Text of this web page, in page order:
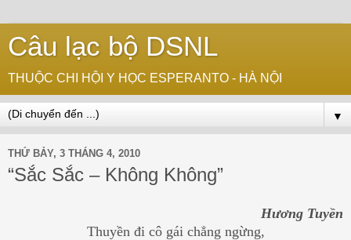
Câu lạc bộ DSNL
THUỘC CHI HỘI Y HỌC ESPERANTO - HÀ NỘI
▼
THỨ BẢY, 3 THÁNG 4, 2010
“Sắc Sắc – Không Không”
Hương Tuyền
Thuyền đi cô gái chẳng ngừng,